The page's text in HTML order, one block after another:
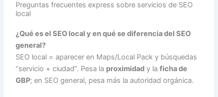
Preguntas frecuentes express sobre servicios de SEO
local
¿Qué es el SEO local y en qué se diferencia del SEO
general?
SEO local = aparecer en Maps/Local Pack y búsquedas
“servicio + ciudad”. Pesa la proximidad y laficha de
GBP; en SEO general, pesa más la autoridad orgánica.